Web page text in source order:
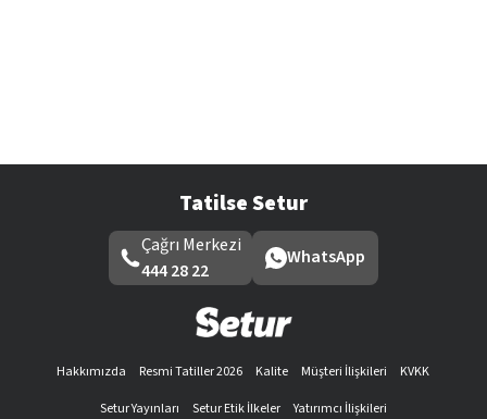
Tatilse Setur
Çağrı Merkezi
444 28 22
WhatsApp
Hakkımızda Resmi Tatiller 2026 Kalite Müşteri İlişkileri
KVKK
Setur Yayınları
Setur Etik İlkeler
Yatırımcı İlişkileri